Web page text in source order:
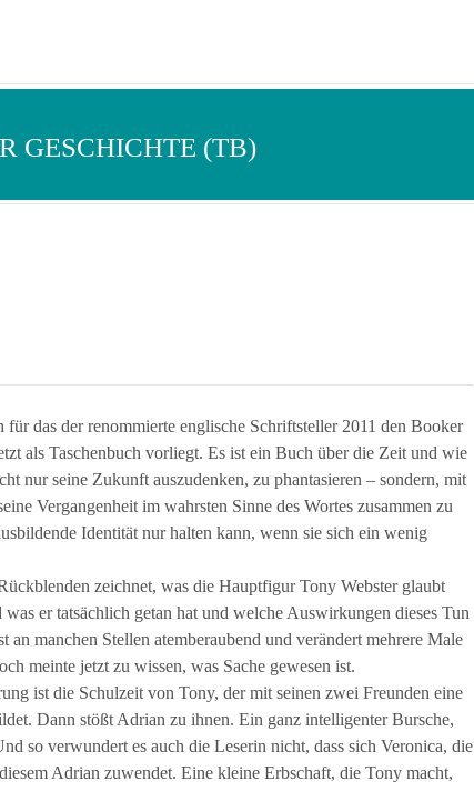
GESCHICHTE (TB)
für das der renommierte englische Schriftsteller 2011 den Booker
als Taschenbuch vorliegt. Es ist ein Buch über die Zeit und wie
nur seine Zukunft auszudenken, zu phantasieren – sondern, mit
Vergangenheit im wahrsten Sinne des Wortes zusammen zu
Identität nur halten kann, wenn sie sich ein wenig
zeichnet, was die Hauptfigur Tony Webster glaubt
er tatsächlich getan hat und welche Auswirkungen dieses Tun
an manchen Stellen atemberaubend und verändert mehrere Male
meinte jetzt zu wissen, was Sache gewesen ist.
ist die Schulzeit von Tony, der mit seinen zwei Freunden eine
Dann stößt Adrian zu ihnen. Ein ganz intelligenter Bursche,
so verwundert es auch die Leserin nicht, dass sich Veronica, die
Adrian zuwendet. Eine kleine Erbschaft, die Tony macht,